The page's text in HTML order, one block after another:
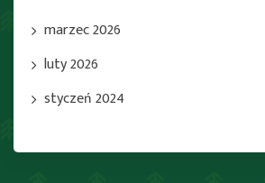
marzec 2026
luty 2026
styczeń 2024